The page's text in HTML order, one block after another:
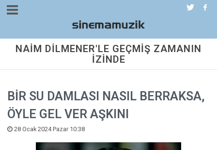
NAİM DİLMENER'LE GEÇMİŞ ZAMANIN
İZİNDE
BİR SU DAMLASI NASIL BERRAKSA,
ÖYLE GEL VER AŞKINI
28 Ocak 2024 Pazar 10:38